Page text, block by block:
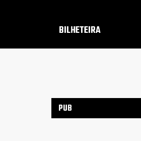
BILHETEIRA
PUB